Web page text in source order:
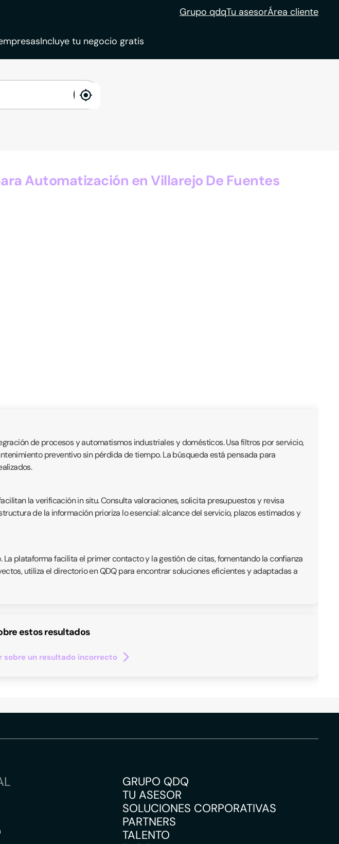
Grupo qdqTu asesorÁrea cliente
Incluye tu negocio gratis
enable
Automatización en Villarejo De Fuentes
de procesos y automatismos industriales y domésticos. Usa filtros por servicio,
preventivo sin pérdida de tiempo. La búsqueda está pensada para
la verificación in situ. Consulta valoraciones, solicita presupuestos y revisa
de la información prioriza lo esencial: alcance del servicio, plazos estimados y
plataforma facilita el primer contacto y la gestión de citas, fomentando la confianza
utiliza el directorio en QDQ para encontrar soluciones eficientes y adaptadas a
estos resultados
sobre un resultado incorrecto
GRUPO QDQ
TU ASESOR
SOLUCIONES CORPORATIVAS
PARTNERS
TALENTO